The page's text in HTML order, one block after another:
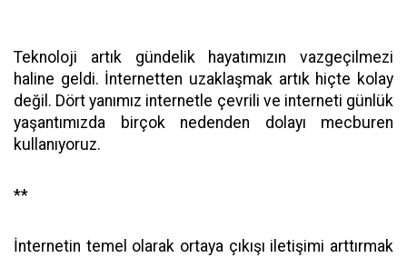
Teknoloji artık gündelik hayatımızın vazgeçilmezi
haline geldi. İnternetten uzaklaşmak artık hiçte kolay
değil. Dört yanımız internetle çevrili ve interneti günlük
yaşantımızda birçok nedenden dolayı mecburen
kullanıyoruz.
**
İnternetin temel olarak ortaya çıkışı iletişimi arttırmak